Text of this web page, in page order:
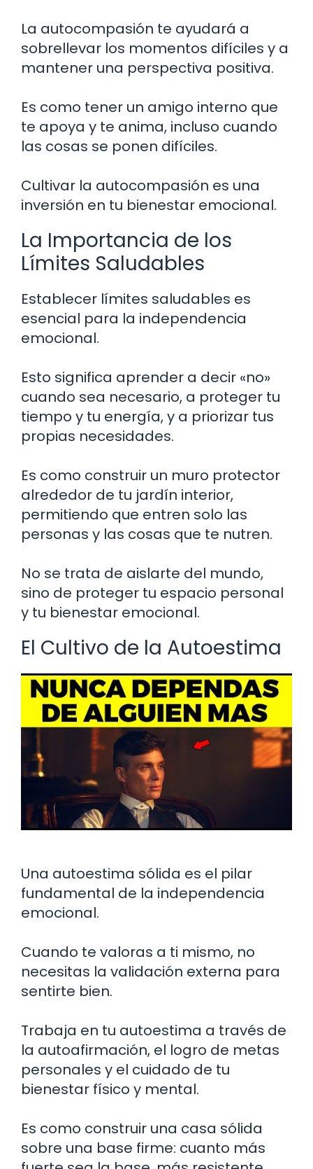
La autocompasión te ayudará a
sobrellevar los momentos difíciles y a
mantener una perspectiva positiva.
Es como tener un amigo interno que
te apoya y te anima, incluso cuando
las cosas se ponen difíciles.
Cultivar la autocompasión es una
inversión en tu bienestar emocional.
La Importancia de los
Límites Saludables
Establecer límites saludables es
esencial para la independencia
emocional.
Esto significa aprender a decir «no»
cuando sea necesario, a proteger tu
tiempo y tu energía, y a priorizar tus
propias necesidades.
Es como construir un muro protector
alrededor de tu jardín interior,
permitiendo que entren solo las
personas y las cosas que te nutren.
No se trata de aislarte del mundo,
sino de proteger tu espacio personal
y tu bienestar emocional.
El Cultivo de la Autoestima
Una autoestima sólida es el pilar
fundamental de la independencia
emocional.
Cuando te valoras a ti mismo, no
necesitas la validación externa para
sentirte bien.
Trabaja en tu autoestima a través de
la autoafirmación, el logro de metas
personales y el cuidado de tu
bienestar físico y mental.
Es como construir una casa sólida
sobre una base firme: cuanto más